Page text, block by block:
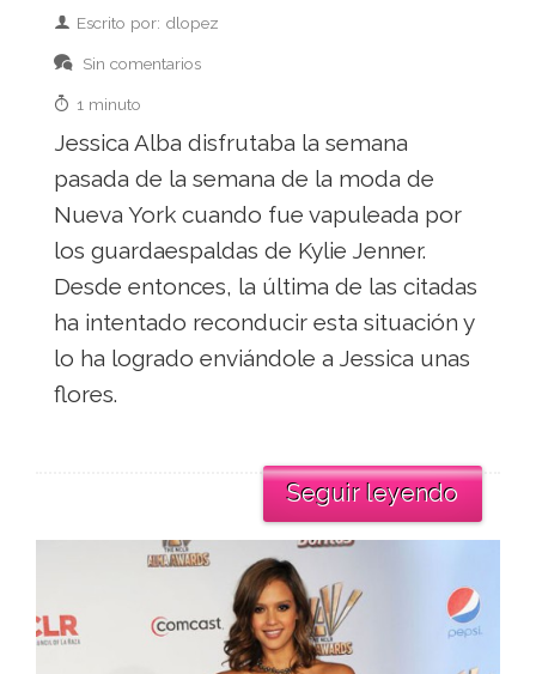
Escrito por: dlopez
Sin comentarios
1 minuto
Jessica Alba disfrutaba la semana
pasada de la semana de la moda de
Nueva York cuando fue vapuleada por
los guardaespaldas de Kylie Jenner.
Desde entonces, la última de las citadas
ha intentado reconducir esta situación y
lo ha logrado enviándole a Jessica unas
flores.
Seguir leyendo